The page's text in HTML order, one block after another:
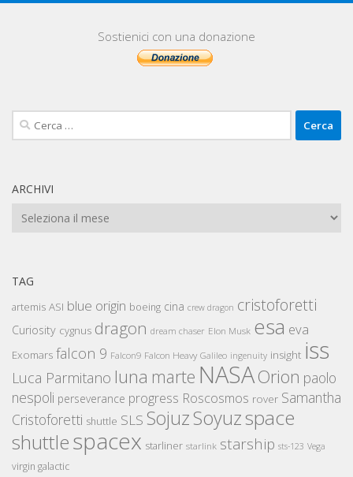
Sostienici con una donazione
Ricerca
per:
ARCHIVI
Archivi
TAG
artemis ASI blue origin boeing cina crew dragon cristoforetti
Curiosity cygnus dragon dream chaser Elon Musk esa eva
Exomars falcon 9 Falcon9 Falcon Heavy Galileo ingenuity insight iss
Luca Parmitano luna marte NASAOrion paolo
nespoli perseverance progress Roscosmos rover Samantha
Cristoforetti shuttle SLS SojuzSoyuzspace
shuttlespacex starliner starlink starship sts-123 Vega
virgin galactic